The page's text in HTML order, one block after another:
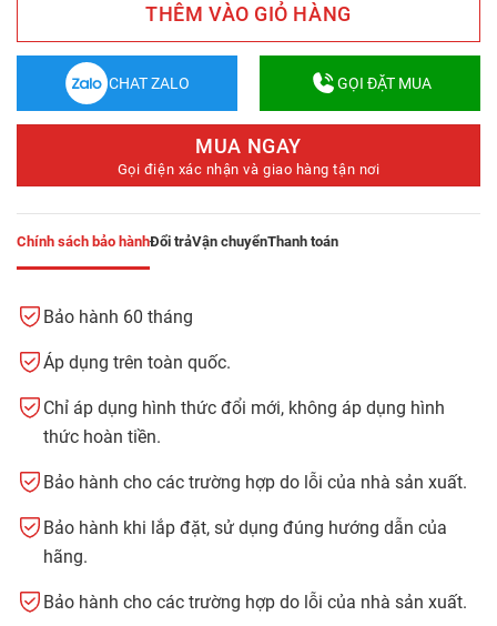
THÊM VÀO GIỎ HÀNG
CHAT ZALO GỌI ĐẶT MUA
MUA NGAY
Gọi điện xác nhận và giao hàng tận nơi
Chính sách bảo hànhĐổi trảVận chuyểnThanh toán
Bảo hành 60 tháng
Áp dụng trên toàn quốc.
Chỉ áp dụng hình thức đổi mới, không áp dụng hình
thức hoàn tiền.
Bảo hành cho các trường hợp do lỗi của nhà sản xuất.
Bảo hành khi lắp đặt, sử dụng đúng hướng dẫn của
hãng.
Bảo hành cho các trường hợp do lỗi của nhà sản xuất.